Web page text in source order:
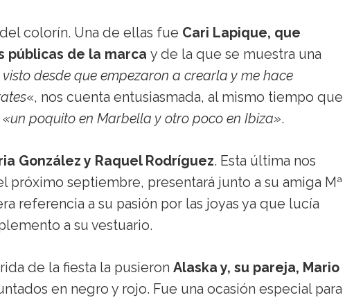
colorín. Una de ellas fue Cari Lapique, que
públicas de la marca y de la que se muestra una
desde que empezaron a crearla y me hace
«, nos cuenta entusiasmada, al mismo tiempo que
«un poquito en Marbella y otro poco en Ibiza».
González y Raquel Rodríguez. Esta última nos
próximo septiembre, presentará junto a su amiga Mª
referencia a su pasión por las joyas ya que lucía
a su vestuario.
de la fiesta la pusieron Alaska y, su pareja, Mario
en negro y rojo. Fue una ocasión especial para